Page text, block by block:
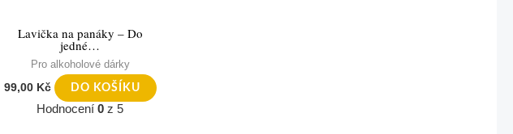
Lavička na panáky – Do
jedné…
Pro alkoholové dárky
99,00 Kč DO KOŠÍKU
Hodnocení0 z 5